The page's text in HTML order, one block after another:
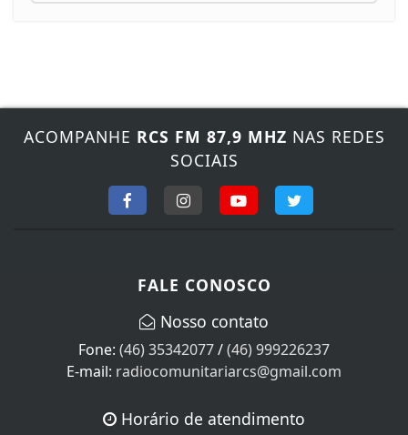
ACOMPANHE RCS FM 87,9 MHZ NAS REDES
SOCIAIS
FALE CONOSCO
Nosso contato
Fone: (46) 35342077/(46) 999226237
E-mail: radiocomunitariarcs@gmail.com
Horário de atendimento